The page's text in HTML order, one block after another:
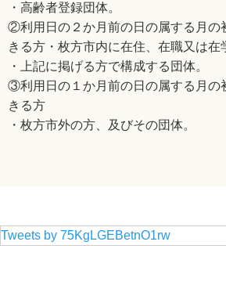
・高齢者登録団体。
②利用日の２か月前の日の属する月の
きる方・枚方市内に在住、在職又は在
・上記に掲げる方で構成する団体。
③利用日の１か月前の日の属する月の
きる方
・枚方市外の方、及びその団体。
Tweets by 75KgLGEBetnO1rw